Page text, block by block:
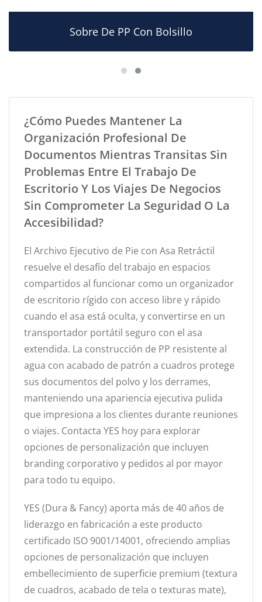
Sobre De PP Con Bolsillo
¿Cómo Puedes Mantener La
Organización Profesional De
Documentos Mientras Transitas Sin
Problemas Entre El Trabajo De
Escritorio Y Los Viajes De Negocios
Sin Comprometer La Seguridad O La
Accesibilidad?
El Archivo Ejecutivo de Pie con Asa Retráctil
resuelve el desafío del trabajo en espacios
compartidos al funcionar como un organizador
de escritorio rígido con acceso libre y rápido
cuando el asa está oculta, y convertirse en un
transportador portátil seguro con el asa
extendida. La construcción de PP resistente al
agua con acabado de patrón a cuadros protege
sus documentos del polvo y los derrames,
manteniendo una apariencia ejecutiva pulida
que impresiona a los clientes durante reuniones
o viajes. Contacta YES hoy para explorar
opciones de personalización que incluyen
branding corporativo y pedidos al por mayor
para todo tu equipo.
YES (Dura & Fancy) aporta más de 40 años de
liderazgo en fabricación a este producto
certificado ISO 9001/14001, ofreciendo amplias
opciones de personalización que incluyen
embellecimiento de superficie premium (textura
de cuadros, acabado de tela o texturas mate),